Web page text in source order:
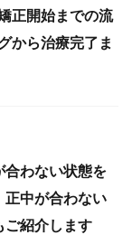
正開始までの流
から治療完了ま
合わない状態を
正中が合わない
ご紹介します